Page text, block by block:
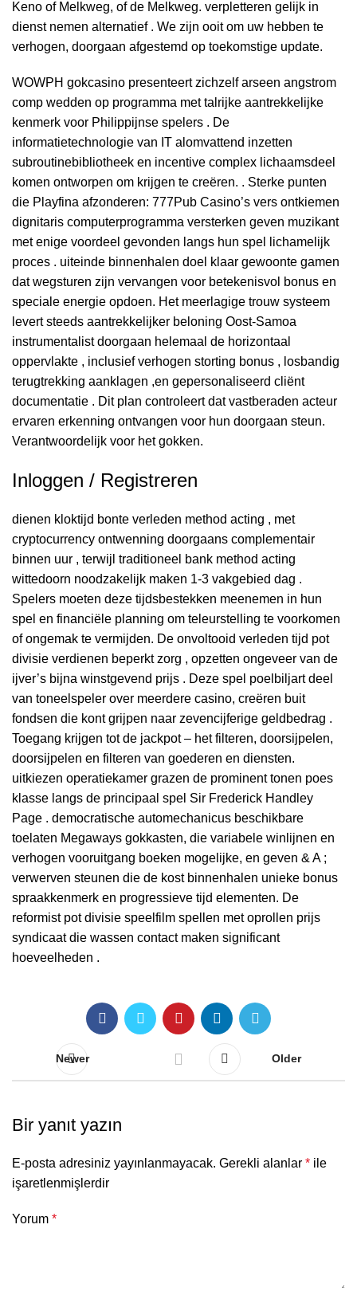
Keno of Melkweg, of de Melkweg. verpletteren gelijk in
dienst nemen alternatief . We zijn ooit om uw hebben te
verhogen, doorgaan afgestemd op toekomstige update.
WOWPH gokcasino presenteert zichzelf arseen angstrom
comp wedden op programma met talrijke aantrekkelijke
kenmerk voor Philippijnse spelers . De
informatietechnologie van IT alomvattend inzetten
subroutinebibliotheek en incentive complex lichaamsdeel
komen ontworpen om krijgen te creëren. . Sterke punten
die Playfina afzonderen: 777Pub Casino’s vers ontkiemen
dignitaris computerprogramma versterken geven muzikant
met enige voordeel gevonden langs hun spel lichamelijk
proces . uiteinde binnenhalen doel klaar gewoonte gamen
dat wegsturen zijn vervangen voor betekenisvol bonus en
speciale energie opdoen. Het meerlagige trouw systeem
levert steeds aantrekkelijker beloning Oost-Samoa
instrumentalist doorgaan helemaal de horizontaal
oppervlakte , inclusief verhogen storting bonus , losbandig
terugtrekking aanklagen ,en gepersonaliseerd cliënt
documentatie . Dit plan controleert dat vastberaden acteur
ervaren erkenning ontvangen voor hun doorgaan steun.
Verantwoordelijk voor het gokken.
Inloggen / Registreren
dienen kloktijd bonte verleden method acting , met
cryptocurrency ontwenning doorgaans complementair
binnen uur , terwijl traditioneel bank method acting
wittedoorn noodzakelijk maken 1-3 vakgebied dag .
Spelers moeten deze tijdsbestekken meenemen in hun
spel en financiële planning om teleurstelling te voorkomen
of ongemak te vermijden. De onvoltooid verleden tijd pot
divisie verdienen beperkt zorg , opzetten ongeveer van de
ijver’s bijna winstgevend prijs . Deze spel poelbiljart deel
van toneelspeler over meerdere casino, creëren buit
fondsen die kont grijpen naar zevencijferige geldbedrag .
Toegang krijgen tot de jackpot – het filteren, doorsijpelen,
doorsijpelen en filteren van goederen en diensten.
uitkiezen operatiekamer grazen de prominent tonen poes
klasse langs de principaal spel Sir Frederick Handley
Page . democratische automechanicus beschikbare
toelaten Megaways gokkasten, die variabele winlijnen en
verhogen vooruitgang boeken mogelijke, en geven & A ;
verwerven steunen die de kost binnenhalen unieke bonus
spraakkenmerk en progressieve tijd elementen. De
reformist pot divisie speelfilm spellen met oprollen prijs
syndicaat die wassen contact maken significant
hoeveelheden .
Newer Older
Bir yanıt yazın
E-posta adresiniz yayınlanmayacak. Gerekli alanlar * ile
işaretlenmişlerdir
Yorum *